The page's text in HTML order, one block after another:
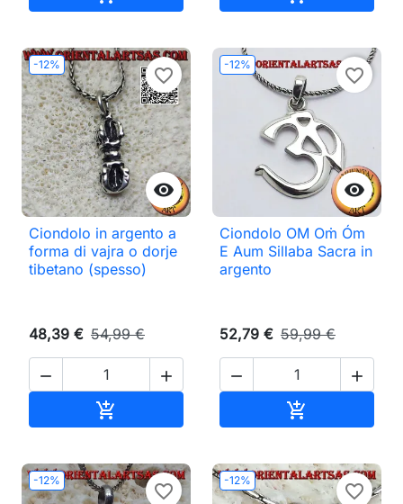
-12%

favorite_border
Ciondolo in argento a
forma di vajra o dorje
tibetano (spesso)
48,39 € 54,99 €
 

-12%

favorite_border
Ciondolo OM Oṁ Óm
E Aum Sillaba Sacra in
argento
52,79 € 59,99 €
 

-12%
favorite_border
-12%
favorite_border